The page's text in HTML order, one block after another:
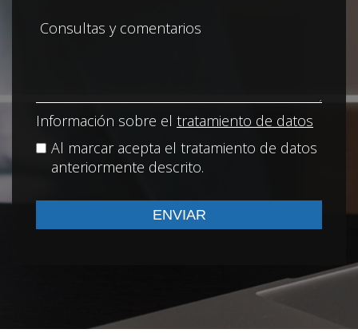
Información sobre el tratamiento de datos
Al marcar acepta el tratamiento de datos
anteriormente descrito.